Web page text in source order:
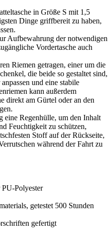
in Größe S mit 1,5
Dinge griffbereit zu haben,
Aufbewahrung der notwendigen
Vordertasche auch
Riemen getragen, einer um die
die beide so gestaltet sind,
und eine stabile
kann außerdem
direkt am Gürtel oder an den
eine Regenhülle, um den Inhalt
Feuchtigkeit zu schützen,
Stoff auf der Rückseite,
während der Fahrt zu
Polyester
getestet 500 Stunden
gefertigt